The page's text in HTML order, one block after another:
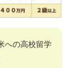
への高校留学